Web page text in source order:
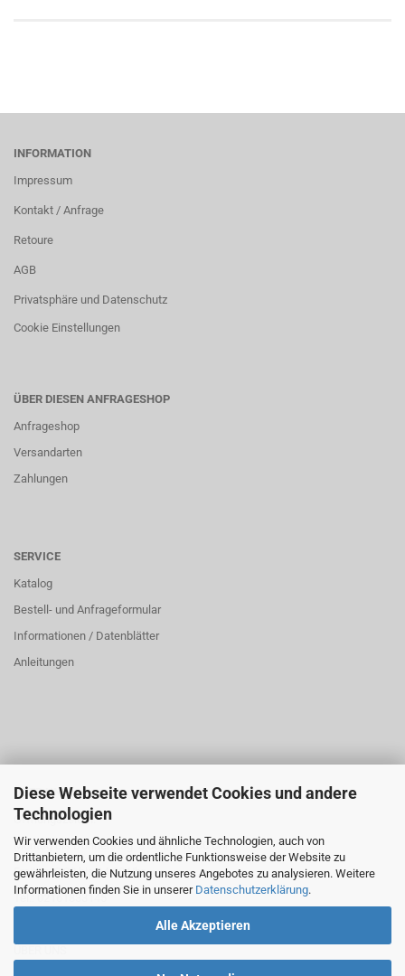
Diese Webseite verwendet Cookies und andere
Technologien
Wir verwenden Cookies und ähnliche Technologien, auch von
Drittanbietern, um die ordentliche Funktionsweise der Website zu
gewährleisten, die Nutzung unseres Angebotes zu analysieren. Weitere
Informationen finden Sie in unserer Datenschutzerklärung.
Alle Akzeptieren
INFORMATION
Impressum
Kontakt / Anfrage
Retoure
AGB
Privatsphäre und Datenschutz
Cookie Einstellungen
ÜBER DIESEN ANFRAGESHOP
Anfrageshop
Versandarten
Zahlungen
SERVICE
Katalog
Bestell- und Anfrageformular
Informationen / Datenblätter
Anleitungen
ÜBER UNS
Öffnungszeiten:
Montag bis Donnerstag: 8:00 bis 16:00 Uhr
Freitag: 8:00 bis 14:00 Uhr
Tel.: 02161833145